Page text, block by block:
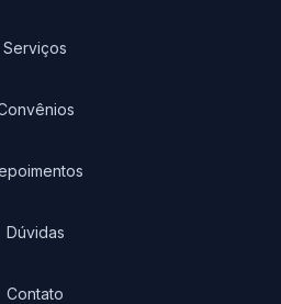
Serviços
Dúvidas
Contato